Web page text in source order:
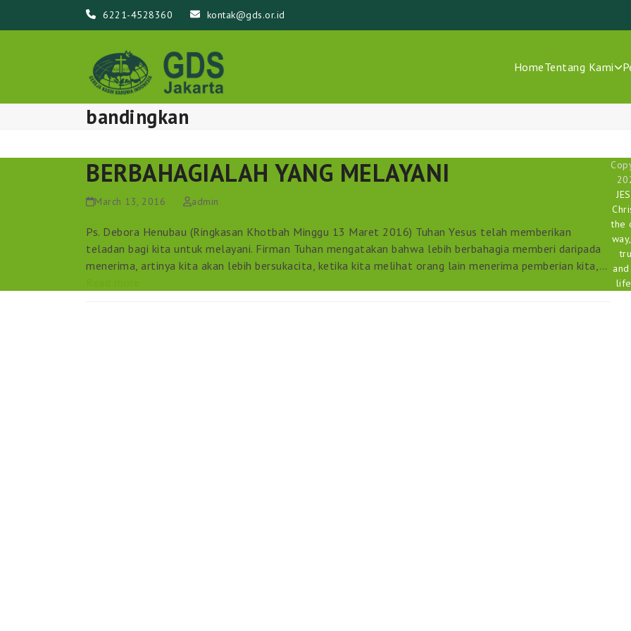
6221-4528360 kontak@gds.or.id
HomeTentang Kami
bandingkan
BERBAHAGIALAH YANG MELAYANI
March 13, 2016 admin
Ps. Debora Henubau (Ringkasan Khotbah Minggu 13 Maret 2016) Tuhan Yesus telah memberikan
teladan bagi kita untuk melayani. Firman Tuhan mengatakan bahwa lebih berbahagia memberi daripada
menerima, artinya kita akan lebih bersukacita, ketika kita melihat orang lain menerima pemberian kita,…
the